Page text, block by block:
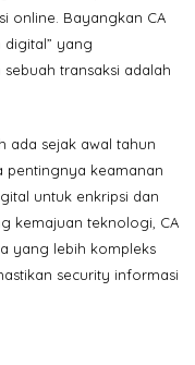
online. Bayangkan CA
digital” yang
transaksi adalah
ada sejak awal tahun
pentingnya keamanan
untuk enkripsi dan
kemajuan teknologi, CA
yang lebih kompleks
security informasi